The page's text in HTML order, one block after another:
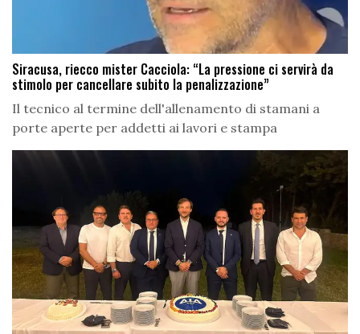
Siracusa, riecco mister Cacciola: “La pressione ci servirà da
stimolo per cancellare subito la penalizzazione”
Il tecnico al termine dell'allenamento di stamani a
porte aperte per addetti ai lavori e stampa